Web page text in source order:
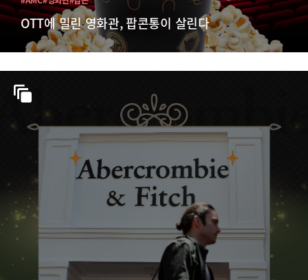
OTT에 밀린 영화관, 팝콘통이 살린다